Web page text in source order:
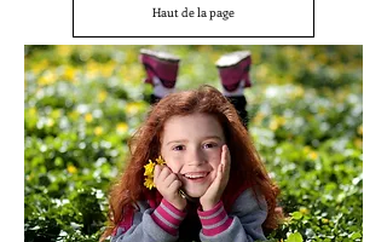
Haut de la page